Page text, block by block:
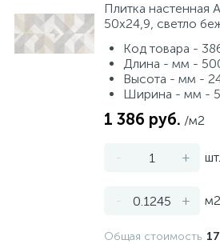
Плитка настенная
50х24,9, светло
Код товара -
Длина - мм -
Высота - мм -
Ширина - мм -
1 386 руб. /м2
- + шт.
- + м2
Общая стоимость